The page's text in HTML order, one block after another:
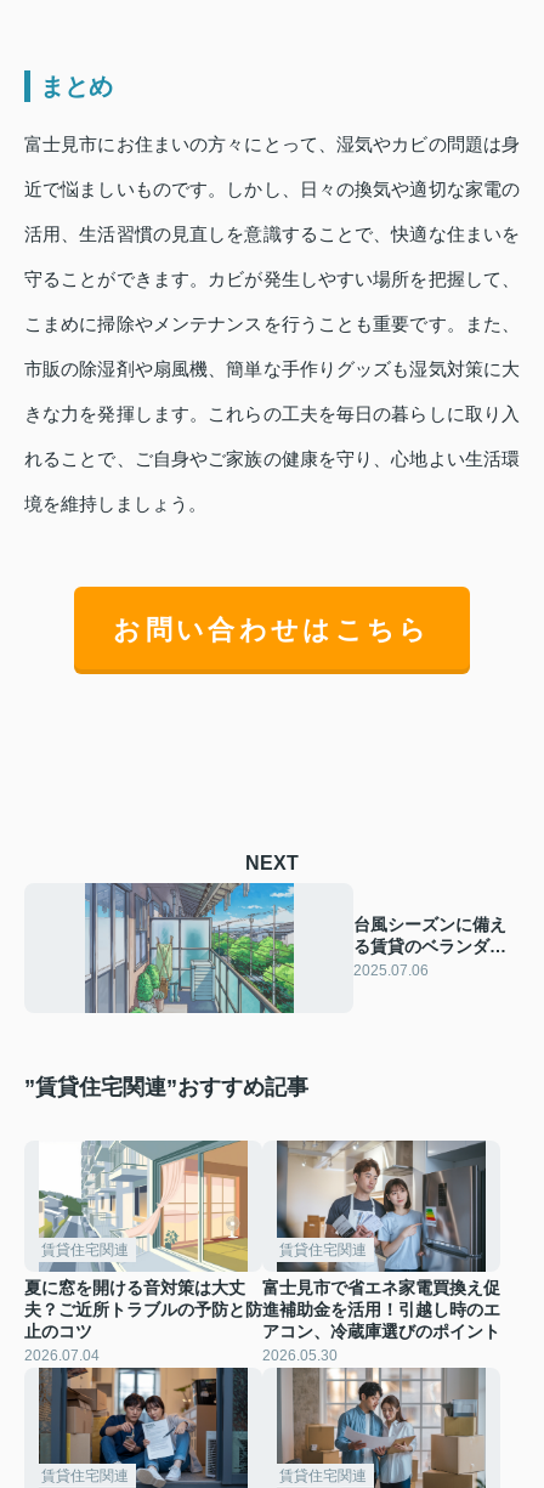
まとめ
富士見市にお住まいの方々にとって、湿気やカビの問題は身
近で悩ましいものです。しかし、日々の換気や適切な家電の
活用、生活習慣の見直しを意識することで、快適な住まいを
守ることができます。カビが発生しやすい場所を把握して、
こまめに掃除やメンテナンスを行うことも重要です。また、
市販の除湿剤や扇風機、簡単な手作りグッズも湿気対策に大
きな力を発揮します。これらの工夫を毎日の暮らしに取り入
れることで、ご自身やご家族の健康を守り、心地よい生活環
境を維持しましょう。
お問い合わせはこちら
NEXT
台風シーズンに備え
る賃貸のベランダ対
策！安全な暮らしの
2025.07.06
”賃貸住宅関連”おすすめ記事
賃貸住宅関連
夏に窓を開ける音対策は大丈
夫？ご近所トラブルの予防と防
止のコツ
2026.07.04
賃貸住宅関連
富士見市で省エネ家電買換え促
進補助金を活用！引越し時のエ
アコン、冷蔵庫選びのポイント
2026.05.30
賃貸住宅関連 賃貸住宅関連